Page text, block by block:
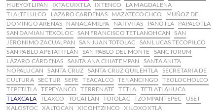
HUEYOTLIPAN
IXTACUIXTLA IXTENCO
LA MAGDALENA
TLALTELULCO
LAZARO CARDENAS MAZATECOCHCO
MUÑOZ DE
DOMINGO ARENAS NANACAMILPA NATIVITAS PANOTLA PAPALOTLA
SAN DAMIAN TEXOLOC SAN FRANCISCO TETLANOHCAN
SAN
JERONIMO ZACUALPAN
SAN JUAN TOTOLAC SAN LUCAS TECOPILCO
SAN PABLO APETATITLÁN
SAN PABLO DEL MONTE SANCTORUM
LÁZARO CÁRDENAS SANTA ANA CHIATEMPAN
SANTA ANITA
NOPALUCAN
SANTA CRUZ SANTA CRUZ QUILEHTLA SECRETARIA DE
CULTURA SECTUR SEPE TEACALCO TENANCINGO
TEOLOCHOLCO
TEPETITLA TEPEYANCO TERRENATE TETLA TETLATLAHUCA
TLAXCALA TLAXCO TOCATLÁN TOTOLAC TZOMPANTEPEC
USET
XALOSTOC XALTOCAN XICOHTZINCO
XILOXOXTLA